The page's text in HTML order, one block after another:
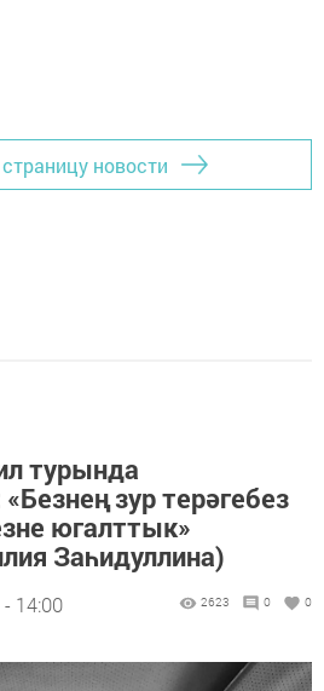
новости
турында
зур терәгебез
югалттык»
Заһидуллина)
14:00 2623 0 0